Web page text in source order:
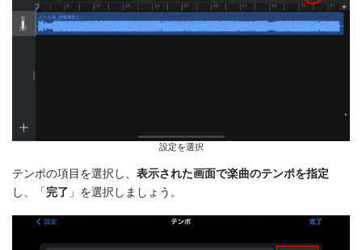
設定を選択
テンポの項目を選択し、 表示された画面で楽曲のテンポを指定
し、「完了 」を選択しましょう。